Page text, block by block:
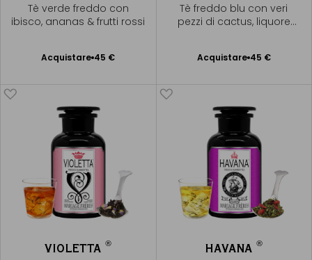
Tè verde freddo con
ibisco, ananas & frutti rossi
Acquistare 45 €
Aggiungere
Tè freddo blu con veri
pezzi di cactus, liquore
Acquistare 45 €
Aggiungere
VIOLETTA® HAVANA®